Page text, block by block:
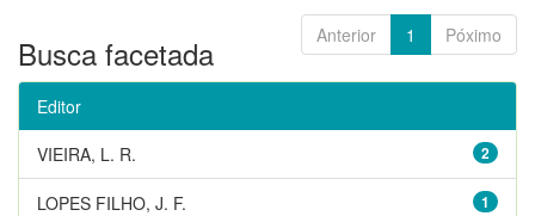
Anterior 1 Póximo
Busca facetada
Editor
2
VIEIRA, L. R.
1
LOPES FILHO, J. F.